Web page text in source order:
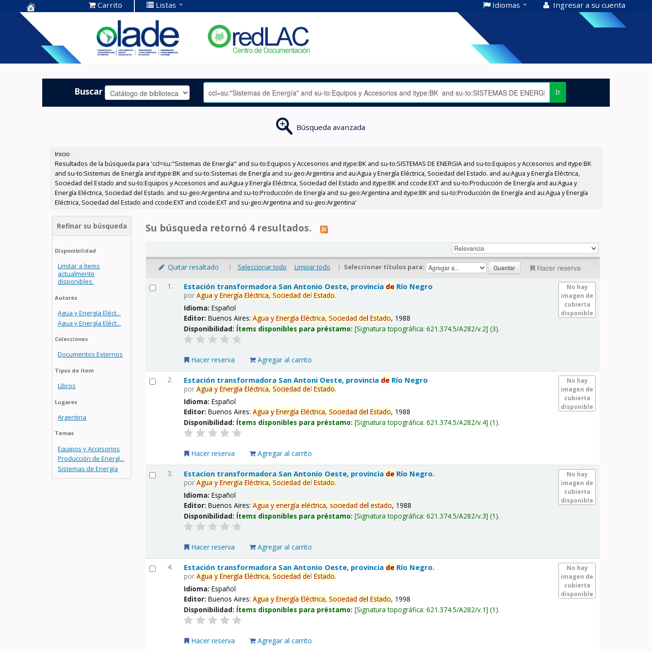
Centro de
Documentación
OLADE -
Carrito Listas Idiomas Ingresar a su cuenta
Buscar Ir
Búsqueda avanzada
Inicio ›
Resultados de la búsqueda para 'ccl=su:"Sistemas de Energía" and su-to:Equipos y Accesorios and itype:BK and su-to:SISTEMAS DE ENERGIA and su-to:Equipos y Accesorios and itype:BK
and su-to:Sistemas de Energía and itype:BK and su-to:Sistemas de Energía and su-geo:Argentina and au:Agua y Energía Eléctrica, Sociedad del Estado. and au:Agua y Energía Eléctrica,
Sociedad del Estado and su-to:Equipos y Accesorios and au:Agua y Energía Eléctrica, Sociedad del Estado and itype:BK and ccode:EXT and su-to:Producción de Energía and au:Agua y
Energía Eléctrica, Sociedad del Estado. and su-geo:Argentina and su-to:Producción de Energía and su-geo:Argentina and itype:BK and su-to:Producción de Energía and au:Agua y Energía
Eléctrica, Sociedad del Estado and ccode:EXT and ccode:EXT and su-geo:Argentina and su-geo:Argentina'
Refinar su búsqueda
Disponibilidad
Limitar a ítems
actualmente
disponibles.
Autores
Agua y Energía Eléct...
Agua y Energía Eléct...
Colecciones
Documentos Externos
Tipos de ítem
Libros
Lugares
Argentina
Temas
Equipos y Accesorios
Producción de Energí...
Sistemas de Energía
Su búsqueda retornó 4 resultados.
Quitar resaltado | Seleccionar todo Limpiar todo | Seleccionar títulos para: Hacer reserva
1.
No hay
imagen de
cubierta
disponible
Estación transformadora San Antonio Oeste, provincia de Río Negro
porAgua y Energía Eléctrica, Sociedad delEstado.
Idioma:Español
Editor:Buenos Aires:Agua y Energía Eléctrica, Sociedad delEstado, 1988
Disponibilidad: Ítems disponibles para préstamo: Signatura topográfica:621.374.5/A282/v.2 (3).
Hacer reserva Agregar al carrito
2.
No hay
imagen de
cubierta
disponible
Estación transformadora San Antoni Oeste, provincia de Río Negro
porAgua y Energía Eléctrica, Sociedad delEstado.
Idioma:Español
Editor:Buenos Aires:Agua y Energía Eléctrica, Sociedad delEstado, 1988
Disponibilidad: Ítems disponibles para préstamo: Signatura topográfica:621.374.5/A282/v.4 (1).
Hacer reserva Agregar al carrito
3.
No hay
imagen de
cubierta
disponible
Estacion transformadora San Antonio Oeste, provincia de Río Negro.
porAgua y Energía Eléctrica, Sociedad delEstado.
Idioma:Español
Editor:Buenos Aires:Agua y energía eléctrica, sociedad delestado, 1988
Disponibilidad: Ítems disponibles para préstamo: Signatura topográfica:621.374.5/A282/v.3 (1).
Hacer reserva Agregar al carrito
4.
No hay
imagen de
cubierta
disponible
Estación transformadora San Antonio Oeste, provincia de Río Negro.
porAgua y Energía Eléctrica, Sociedad delEstado.
Idioma:Español
Editor:Buenos Aires:Agua y Energía Eléctrica, Sociedad delEstado, 1998
Disponibilidad: Ítems disponibles para préstamo: Signatura topográfica:621.374.5/A282/v.1 (1).
Hacer reserva Agregar al carrito